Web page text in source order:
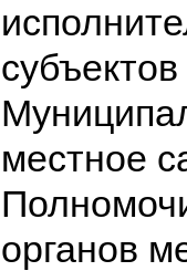
местное
органов